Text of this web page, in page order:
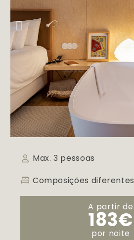
Max. 3 pessoas
Composições diferentes
A partir de
183€
por noite